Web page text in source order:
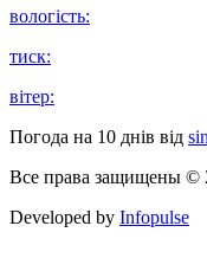
вологість:
тиск:
вітер:
Погода на 10 днів від
Все права защищены ©
Developed by Infopulse